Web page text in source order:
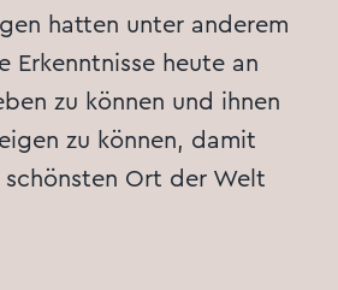
hatten unter anderem
Erkenntnisse heute an
zu können und ihnen
zu können, damit
schönsten Ort der Welt